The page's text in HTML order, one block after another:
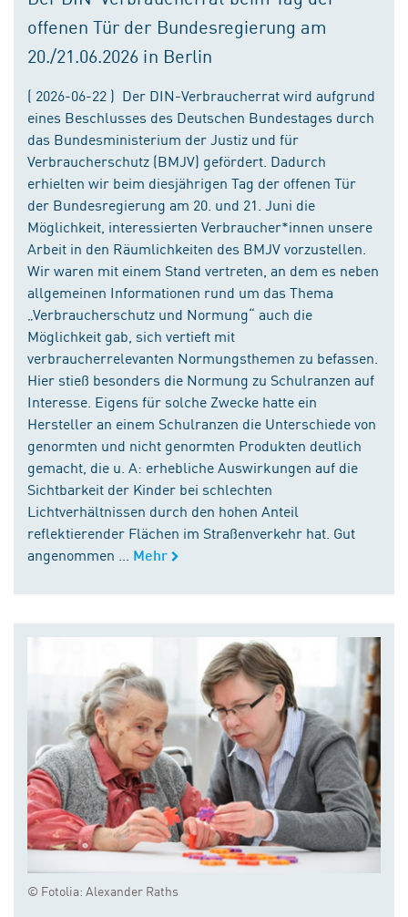
offenen Tür der Bundesregierung am
20./21.06.2026 in Berlin
( 2026-06-22 ) Der DIN-Verbraucherrat wird aufgrund
eines Beschlusses des Deutschen Bundestages durch
das Bundesministerium der Justiz und für
Verbraucherschutz (BMJV) gefördert. Dadurch
erhielten wir beim diesjährigen Tag der offenen Tür
der Bundesregierung am 20. und 21. Juni die
Möglichkeit, interessierten Verbraucher*innen unsere
Arbeit in den Räumlichkeiten des BMJV vorzustellen.
Wir waren mit einem Stand vertreten, an dem es neben
allgemeinen Informationen rund um das Thema
„Verbraucherschutz und Normung“ auch die
Möglichkeit gab, sich vertieft mit
verbraucherrelevanten Normungsthemen zu befassen.
Hier stieß besonders die Normung zu Schulranzen auf
Interesse. Eigens für solche Zwecke hatte ein
Hersteller an einem Schulranzen die Unterschiede von
genormten und nicht genormten Produkten deutlich
gemacht, die u. A: erhebliche Auswirkungen auf die
Sichtbarkeit der Kinder bei schlechten
Lichtverhältnissen durch den hohen Anteil
reflektierender Flächen im Straßenverkehr hat. Gut
angenommen ...
Mehr
© Fotolia: Alexander Raths